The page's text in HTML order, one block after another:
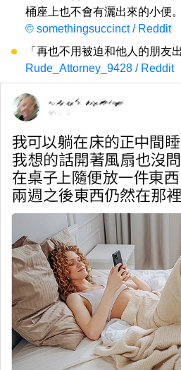
桶座上也不會有灑出來的小便。
© somethingsuccinct / Reddit
「再也不用被迫和他人的朋友
Rude_Attorney_9428 / Reddit